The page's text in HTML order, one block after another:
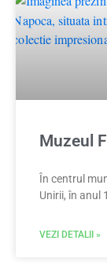
Muzeul
În centrul
Unirii, în anul
VEZI DETALII »